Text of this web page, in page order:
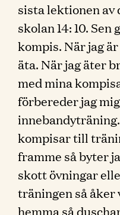
sista lektionen av
skolan 14: 10.
kompis. När jag
äta. När jag äter
med mina
förbereder jag
kompisar till
framme så byter
skott övningar
träningen så åker
hemma så